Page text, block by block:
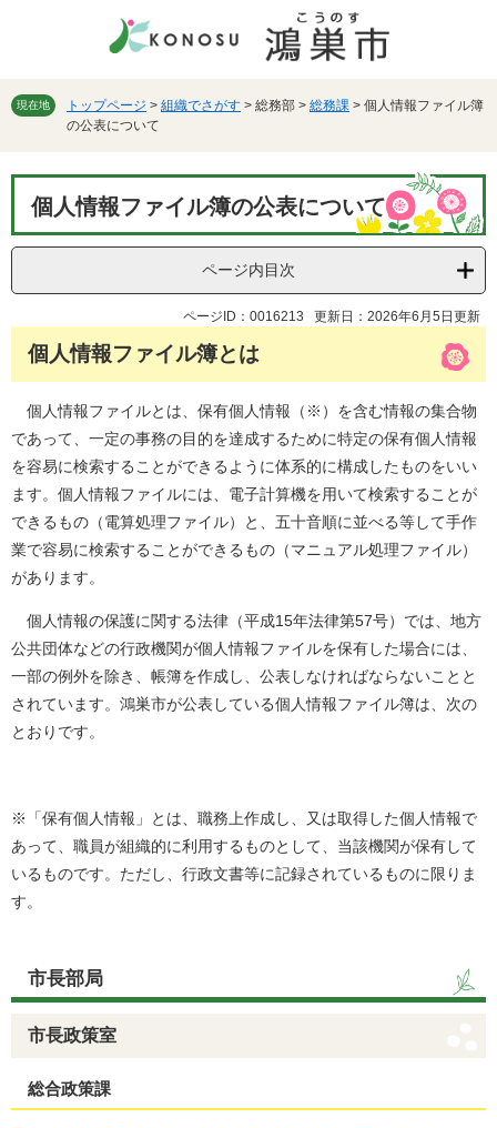
先
す。
を
し
文
現在地 トップページ > 組織でさがす > 総務部 > 総務課 > 個人情報ファイル簿
の公表について
個人情報ファイル簿の公表について
ページ内目次
ページID：0016213 更新日：2026年6月5日更新
個人情報ファイル簿とは
個人情報ファイルとは、保有個人情報（※）を含む情報の集合物
であって、一定の事務の目的を達成するために特定の保有個人情報
を容易に検索することができるように体系的に構成したものをいい
ます。個人情報ファイルには、電子計算機を用いて検索することが
できるもの（電算処理ファイル）と、五十音順に並べる等して手作
業で容易に検索することができるもの（マニュアル処理ファイル）
があります。
個人情報の保護に関する法律（平成15年法律第57号）では、地方
公共団体などの行政機関が個人情報ファイルを保有した場合には、
一部の例外を除き、帳簿を作成し、公表しなければならないことと
されています。鴻巣市が公表している個人情報ファイル簿は、次の
とおりです。
※「保有個人情報」とは、職務上作成し、又は取得した個人情報で
あって、職員が組織的に利用するものとして、当該機関が保有して
いるものです。ただし、行政文書等に記録されているものに限りま
す。
市長部局
市長政策室
総合政策課